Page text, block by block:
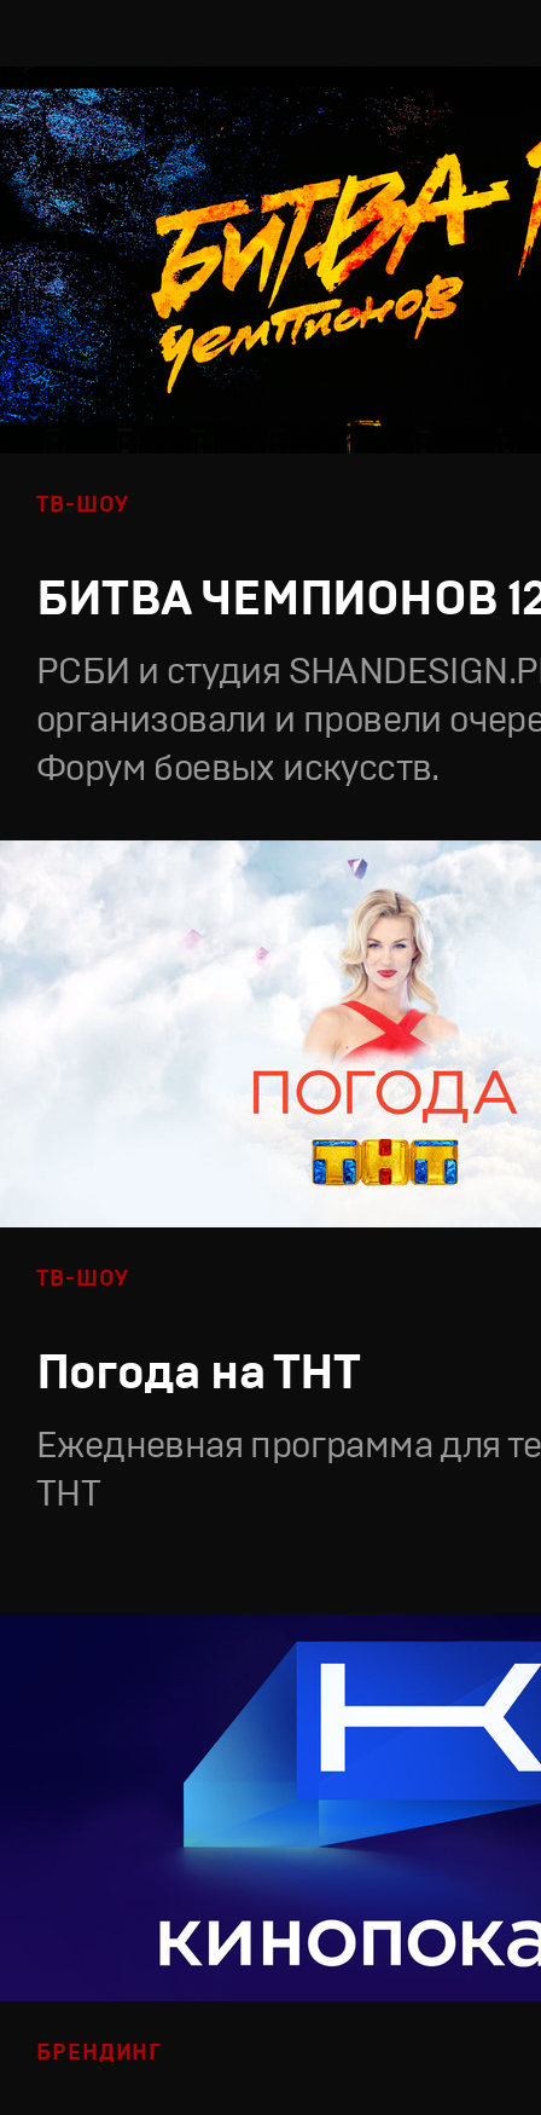
ТВ-ШОУ
БИТВА ЧЕМПИОНОВ
РСБИ и студия
организовали и провели
Форум боевых искусств.
ТВ-ШОУ
Погода на ТНТ
Ежедневная программа для
ТНТ
БРЕНДИНГ